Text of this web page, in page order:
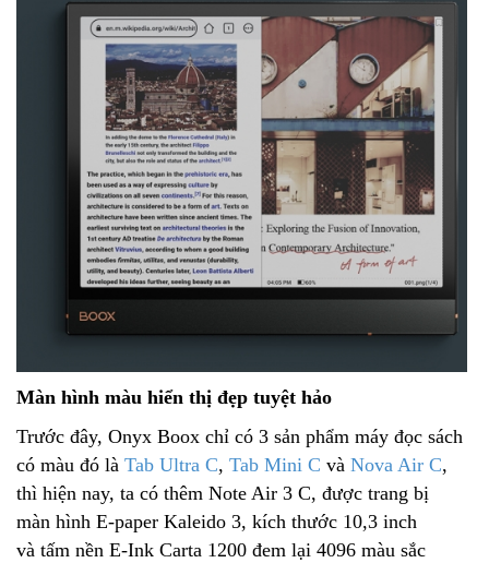
Màn hình màu hiển thị đẹp tuyệt hảo
Trước đây, Onyx Boox chỉ có 3 sản phẩm máy đọc sách
có màu đó là Tab Ultra C, Tab Mini C và Nova Air C,
thì hiện nay, ta có thêm Note Air 3 C, được trang bị
màn hình E-paper Kaleido 3, kích thước 10,3 inch
và tấm nền E-Ink Carta 1200 đem lại 4096 màu sắc